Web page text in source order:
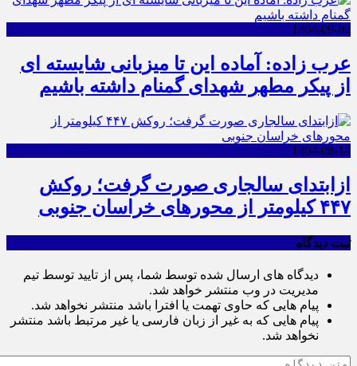
1404-09-02
عرب زاده: آماده این تا میزبانی شایسته ای
از پیکر مطهر شهدای گمنام داشته باشیم
1404-08-14
ازابتدای سالجاری صورت گرفت؛ روکش
۴۴۷ کیلومتر از محورهای خراسان جنوبی
ثبت دیدگاه
دیدگاه های ارسال شده توسط شما، پس از تایید توسط تیم
مدیریت در وب منتشر خواهد شد.
پیام هایی که حاوی تهمت یا افترا باشد منتشر نخواهد شد.
پیام هایی که به غیر از زبان فارسی یا غیر مرتبط باشد منتشر
نخواهد شد.